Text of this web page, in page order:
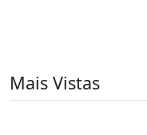
Mais Vistas